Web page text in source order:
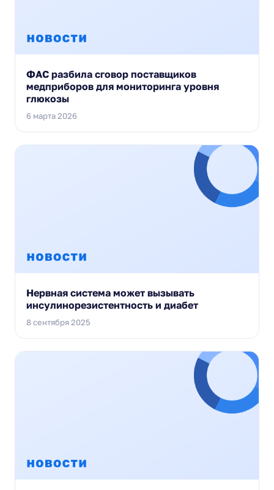
ФАС разбила сговор поставщиков
медприборов для мониторинга уровня
глюкозы
6 марта 2026
Нервная система может вызывать
инсулинорезистентность и диабет
8 сентября 2025